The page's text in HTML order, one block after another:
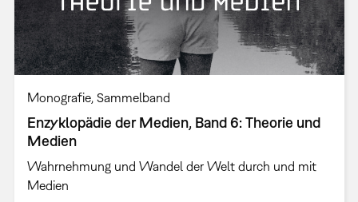
Monografie Sammelband
Enzyklopädie der Medien, Band 6: Theorie und
Medien
Wahrnehmung und Wandel der Welt durch und mit
Medien